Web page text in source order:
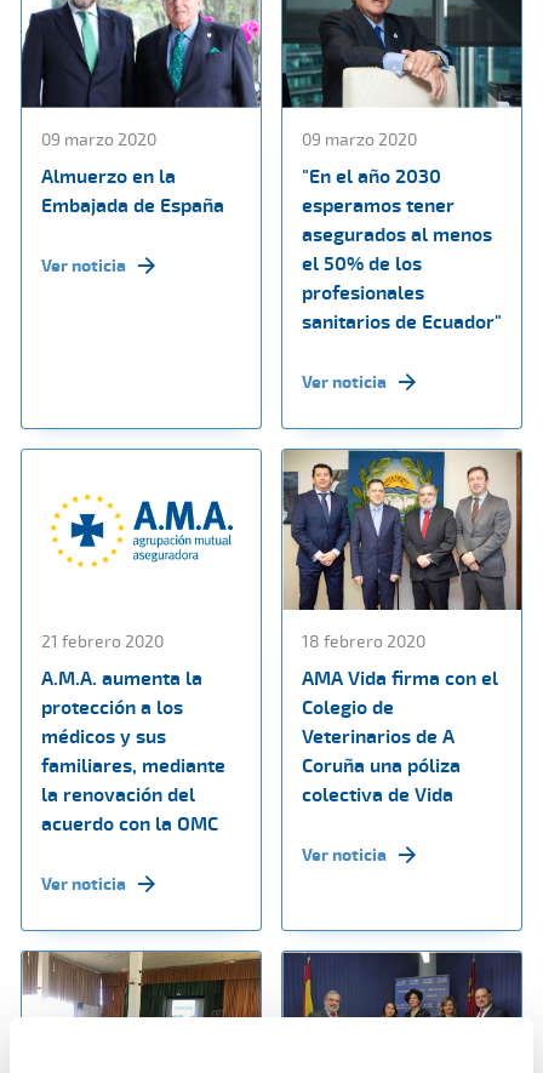
09 marzo 2020
Almuerzo en la
Embajada de España
Ver noticia
09 marzo 2020
"En el año 2030
esperamos tener
asegurados al menos
el 50% de los
profesionales
sanitarios de Ecuador"
Ver noticia
21 febrero 2020
A.M.A. aumenta la
protección a los
médicos y sus
familiares, mediante
la renovación del
acuerdo con la OMC
Ver noticia
18 febrero 2020
AMA Vida firma con el
Colegio de
Veterinarios de A
Coruña una póliza
colectiva de Vida
Ver noticia